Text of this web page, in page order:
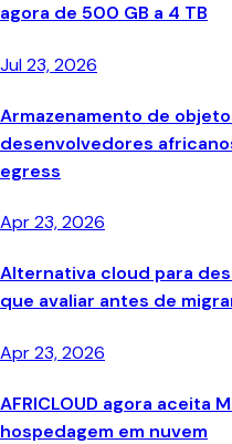
agora de 500 GB a 4 TB
Jul 23, 2026
Armazenamento de
desenvolvedores
egress
Apr 23, 2026
Alternativa cloud para
que avaliar antes de
Apr 23, 2026
AFRICLOUD agora aceita
hospedagem em nuvem